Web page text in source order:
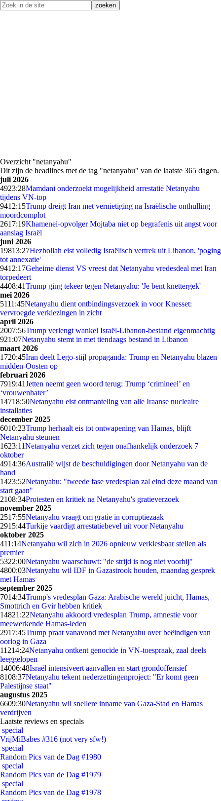
Overzicht "netanyahu"
Dit zijn de headlines met de tag "netanyahu" van de laatste 365 dagen.
juli 2026
4923:28Mamdani onderzoekt mogelijkheid arrestatie Netanyahu
tijdens VN-top
9412:15Trump dreigt Iran met vernietiging na Israëlische onthulling
moordcomplot
2617:19Khamenei-opvolger Mojtaba niet op begrafenis uit angst voor
aanslag Israël
juni 2026
19813:27Hezbollah eist volledig Israëlisch vertrek uit Libanon, 'poging
tot annexatie'
9412:17Geheime dienst VS vreest dat Netanyahu vredesdeal met Iran
torpedeert
4408:41Trump ging tekeer tegen Netanyahu: 'Je bent knettergek'
mei 2026
5111:45Netanyahu dient ontbindingsverzoek in voor Knesset:
vervroegde verkiezingen in zicht
april 2026
2007:56Trump verlengt wankel Israël-Libanon-bestand eigenmachtig
921:07Netanyahu stemt in met tiendaags bestand in Libanon
maart 2026
1720:45Iran deelt Lego-stijl propaganda: Trump en Netanyahu blazen
midden-Oosten op
februari 2026
7919:41Jetten neemt geen woord terug: Trump ‘crimineel’ en
‘vrouwenhater’
14718:50Netanyahu eist ontmanteling van alle Iraanse nucleaire
installaties
december 2025
6010:23Trump herhaalt eis tot ontwapening van Hamas, blijft
Netanyahu steunen
1623:11Netanyahu verzet zich tegen onafhankelijk onderzoek 7
oktober
4914:36Australië wijst de beschuldigingen door Netanyahu van de
hand
1423:52Netanyahu: "tweede fase vredesplan zal eind deze maand van
start gaan"
2108:34Protesten en kritiek na Netanyahu's gratieverzoek
november 2025
2517:55Netanyahu vraagt om gratie in corruptiezaak
2915:44Turkije vaardigt arrestatiebevel uit voor Netanyahu
oktober 2025
411:14Netanyahu wil zich in 2026 opnieuw verkiesbaar stellen als
premier
5322:00Netanyahu waarschuwt: "de strijd is nog niet voorbij"
4800:03Netanyahu wil IDF in Gazastrook houden, maandag gesprek
met Hamas
september 2025
7014:34Trump's vredesplan Gaza: Arabische wereld juicht, Hamas,
Smottrich en Gvir hebben kritiek
14821:22Netanyahu akkoord vredesplan Trump, amnestie voor
meewerkende Hamas-leden
2917:45Trump praat vanavond met Netanyahu over beëindigen van
oorlog in Gaza
11214:24Netanyahu ontkent genocide in VN-toespraak, zaal deels
leeggelopen
14006:48Israël intensiveert aanvallen en start grondoffensief
8108:37Netanyahu tekent nederzettingenproject: "Er komt geen
Palestijnse staat"
augustus 2025
6609:30Netanyahu wil snellere inname van Gaza-Stad en Hamas
verdrijven
Laatste reviews en specials
special
VrijMiBabes #316 (not very sfw!)
special
Random Pics van de Dag #1980
special
Random Pics van de Dag #1979
special
Random Pics van de Dag #1978